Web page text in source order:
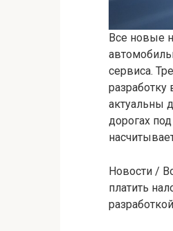
Все новые
сервиса.
актуальны
дорогах
Новости /
платить